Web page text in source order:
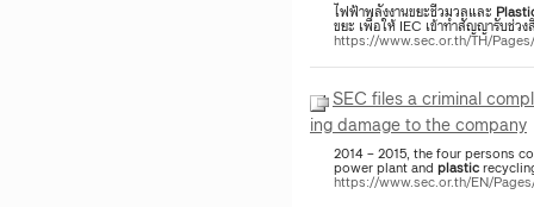
ไฟฟ้าพลังงานขยะชีวมวลและ
ขยะ เพื่อให้ IEC เข้าทำสัญญารับช่ว
https://www.sec.or.th/TH/
SEC files a criminal
ing damage to the company
2014 – 2015, the four persons
power plant and plastic
https://www.sec.or.th/EN/